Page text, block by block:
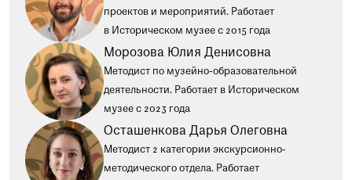
проектов и мероприятий. Работает
в Историческом музее с 2015 года
Морозова Юлия Денисовна
Методист по музейно-образовательной
деятельности. Работает в Историческом
музее с 2023 года
Осташенкова Дарья Олеговна
Методист 2 категории экскурсионно-
методического отдела. Работает